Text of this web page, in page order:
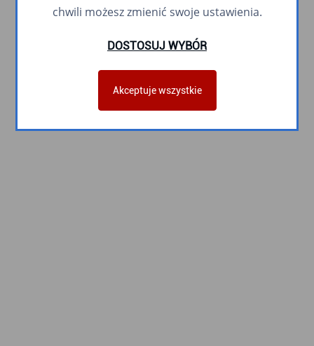
chwili możesz zmienić swoje ustawienia.
DOSTOSUJ WYBÓR
Akceptuje wszystkie